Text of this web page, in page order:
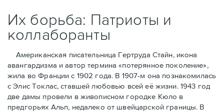
Их борьба: Патриоты и
коллаборанты
Американская писательница Гертруда Стайн, икона
авангардизма и автор термина «потерянное поколение»,
жила во Франции с 1902 года. В 1907-м она познакомилась
с Элис Токлас, ставшей любовью всей её жизни. 1943 год
две дамы провели в живописном городке Кюло в
предгорьях Альп, недалеко от швейцарской границы. В